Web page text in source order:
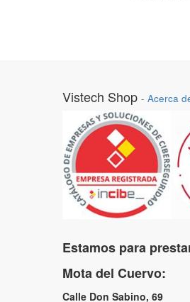
Vistech Shop - Acerca
Estamos para
Mota del Cuervo:
Calle Don Sabino, 69